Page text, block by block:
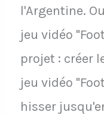
l'Argentine.
jeu vidéo
projet : créer
jeu vidéo
hisser